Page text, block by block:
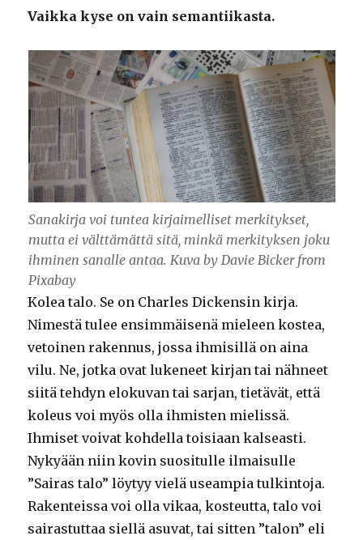
Vaikka kyse on vain semantiikasta.
Sanakirja voi tuntea kirjaimelliset merkitykset,
mutta ei välttämättä sitä, minkä merkityksen joku
ihminen sanalle antaa. Kuva by Davie Bicker from
Pixabay
Kolea talo. Se on Charles Dickensin kirja.
Nimestä tulee ensimmäisenä mieleen kostea,
vetoinen rakennus, jossa ihmisillä on aina
vilu. Ne, jotka ovat lukeneet kirjan tai nähneet
siitä tehdyn elokuvan tai sarjan, tietävät, että
koleus voi myös olla ihmisten mielissä.
Ihmiset voivat kohdella toisiaan kalseasti.
Nykyään niin kovin suositulle ilmaisulle
”Sairas talo” löytyy vielä useampia tulkintoja.
Rakenteissa voi olla vikaa, kosteutta, talo voi
sairastuttaa siellä asuvat, tai sitten ”talon” eli